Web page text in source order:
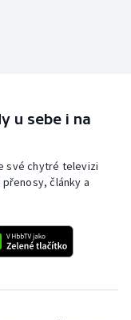
u sebe i na
své chytré televizi
články a